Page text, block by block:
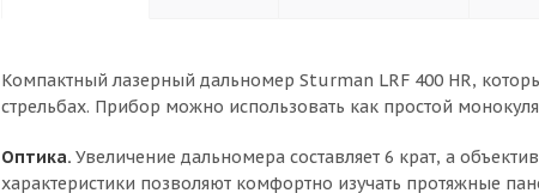
Компактный лазерный дальномер Sturman LRF 400 HR,
стрельбах. Прибор можно использовать как простой
Оптика. Увеличение дальномера составляет 6 крат, а
характеристики позволяют комфортно изучать протяжные